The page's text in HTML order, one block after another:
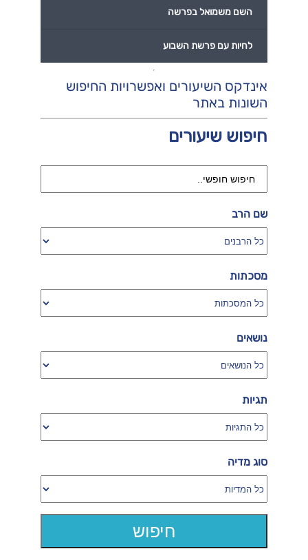
אינדקס השיעורים ואפשרויות החיפוש
השונות באתר
חיפוש שיעורים
שם הרב
מסכתות
נושאים
תגיות
סוג מדיה
השם משמואל בפרשה
לחיות עם פרשת השבוע